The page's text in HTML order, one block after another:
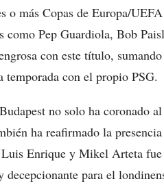
o más Copas de Europa/
como Pep Guardiola, Bob
con este título,
temporada con el propio PSG.
no solo ha coronado
ha reafirmado la
Enrique y Mikel Arteta
decepcionante para el